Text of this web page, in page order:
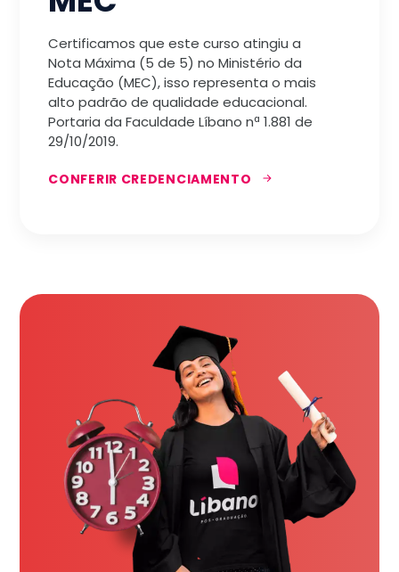
Certificamos que este curso atingiu a
Nota Máxima (5 de 5) no Ministério da
Educação (MEC), isso representa o mais
alto padrão de qualidade educacional.
Portaria da Faculdade Líbano nª 1.881 de
29/10/2019.
CONFERIR CREDENCIAMENTO